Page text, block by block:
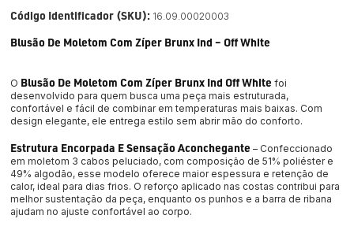
Código Identificador (SKU): 16.09.00020003
Blusão De Moletom Com Zíper Brunx Ind – Off White
O Blusão De Moletom Com Zíper Brunx Ind Off White foi
desenvolvido para quem busca uma peça mais estruturada,
confortável e fácil de combinar em temperaturas mais baixas. Com
design elegante, ele entrega estilo sem abrir mão do conforto.
Estrutura Encorpada E Sensação Aconchegante – Confeccionado
em moletom 3 cabos peluciado, com composição de 51% poliéster e
49% algodão, esse modelo oferece maior espessura e retenção de
calor, ideal para dias frios. O reforço aplicado nas costas contribui para
melhor sustentação da peça, enquanto os punhos e a barra de ribana
ajudam no ajuste confortável ao corpo.